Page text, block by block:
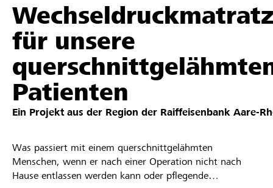
Anmelden
Registrieren
DE FR IT
für unsere
Patienten
Ein Projekt aus der Region der Raiffeisenbank Aare-
Was passiert mit einem querschnittgelähmten
Menschen, wenn er nach einer Operation nicht nach
Hause entlassen werden kann oder pflegende